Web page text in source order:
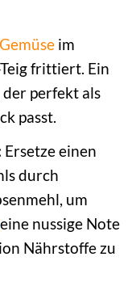
Gemüseim
frittiert. Ein
der perfekt als
passt.
Ersetze einen
durch
um
eine nussige Note
Nährstoffe zu